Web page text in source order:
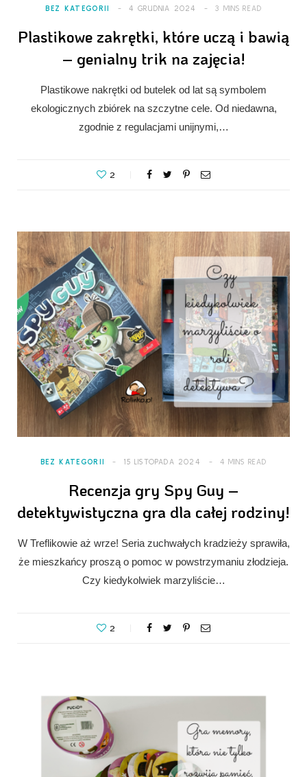
BEZ KATEGORII 4 GRUDNIA 2024 3 MINS READ
Plastikowe zakrętki, które uczą i bawią
– genialny trik na zajęcia!
Plastikowe nakrętki od butelek od lat są symbolem
ekologicznych zbiórek na szczytne cele. Od niedawna,
zgodnie z regulacjami unijnymi,…
2
BEZ KATEGORII 15 LISTOPADA 2024 4 MINS READ
Recenzja gry Spy Guy –
detektywistyczna gra dla całej rodziny!
W Treflikowie aż wrze! Seria zuchwałych kradzieży sprawiła,
że mieszkańcy proszą o pomoc w powstrzymaniu złodzieja.
Czy kiedykolwiek marzyliście…
2